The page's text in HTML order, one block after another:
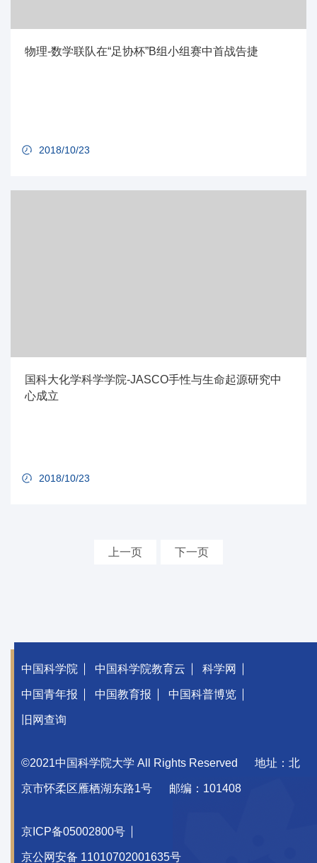
物理-数学联队在“足协杯”B组小组赛中首战告捷
2018/10/23
国科大化学科学学院-JASCO手性与生命起源研究中
心成立
2018/10/23
上一页 下一页
中国科学院 中国科学院教育云 科学网
中国青年报 中国教育报 中国科普博览
旧网查询
©2021中国科学院大学 All Rights Reserved 地址：北
京市怀柔区雁栖湖东路1号 邮编：101408
京ICP备05002800号
京公网安备 11010702001635号